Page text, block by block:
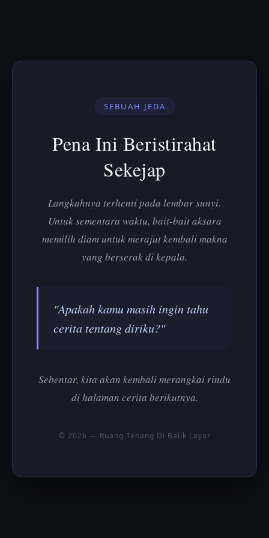
SEBUAH JEDA
Pena Ini Beristirahat
Sekejap
Langkahnya terhenti pada lembar sunyi.
Untuk sementara waktu, bait-bait aksara
memilih diam untuk merajut kembali makna
yang berserak di kepala.
"Apakah kamu masih ingin tahu
cerita tentang diriku?"
Sebentar, kita akan kembali merangkai rindu
di halaman cerita berikutnya.
© 2026 — Ruang Tenang Di Balik Layar